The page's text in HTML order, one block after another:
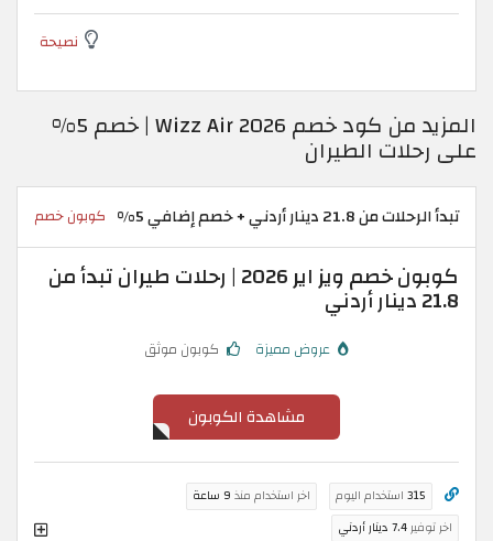
نصيحة
المزيد من كود خصم Wizz Air 2026 | خصم 5%
على رحلات الطيران
تبدأ الرحلات من 21.8 دينار أردني + خصم إضافي 5% كوبون خصم
كوبون خصم ويز اير 2026 | رحلات طيران تبدأ من
21.8 دينار أردني
عروض مميزة كوبون موثق
مشاهدة الكوبون
315 استخدام اليوم اخر استخدام منذ 9 ساعة
اخر توفير7.4 دينار أردني